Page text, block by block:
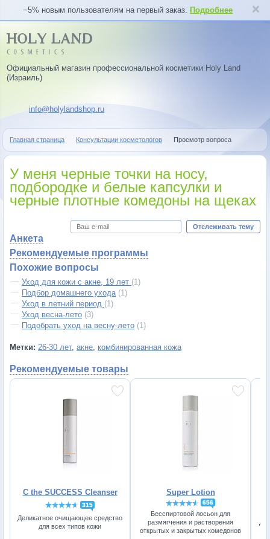
−5% новым пользователям на первый заказ. Подробнее
Официальный магазин профессиональной косметики Holy Land
(Израиль)
info@holylandshop.ru
Главная страница Консультации косметологов Просмотр вопроса
У меня черные точки на носу,
подбородке и белые капсулки и
черные плотные комедоны на щеках
Отслеживать тему
Анкета
Рекомендуемые программы
Похожие вопросы
Уход для кожи с акне, 19 лет (1)
Подбор домашнего ухода (1)
Уход в летний период (1)
Уход весна-лето (3)
Подобрать уход на весну-лето (1)
Метки: 26-30 лет, акне, комбинированная кожа
Рекомендуемые товары
C the SUCCESS Cleanser
315
Деликатное очищающее средство
для всех типов кожи
Super Lotion
656
Бесспиртовой лосьон для
размягчения и растворения
открытых и закрытых комедонов